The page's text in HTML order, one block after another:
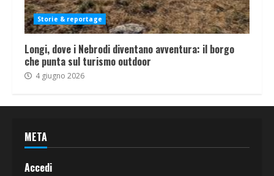
Storie & reportage
Longi, dove i Nebrodi diventano avventura: il borgo
che punta sul turismo outdoor
4 giugno 2026
META
Accedi